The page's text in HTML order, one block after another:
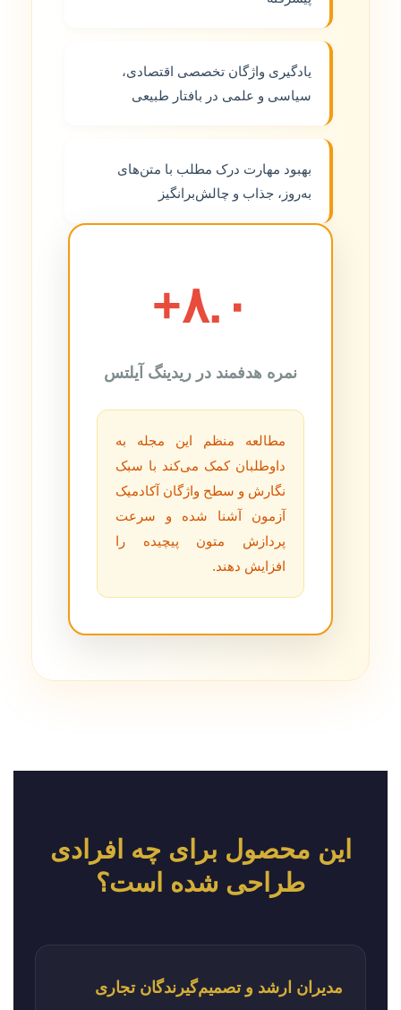
یادگیری واژگان تخصصی اقتصادی،
سیاسی و علمی در بافتار طبیعی
بهبود مهارت درک مطلب با متن‌های
به‌روز، جذاب و چالش‌برانگیز
۸.۰+
نمره هدفمند در ریدینگ آیلتس
مطالعه منظم این مجله به
داوطلبان کمک می‌کند با سبک
نگارش و سطح واژگان آکادمیک
آزمون آشنا شده و سرعت
پردازش متون پیچیده را
افزایش دهند.
این محصول برای چه افرادی
طراحی شده است؟
مدیران ارشد و تصمیم‌گیرندگان تجاری